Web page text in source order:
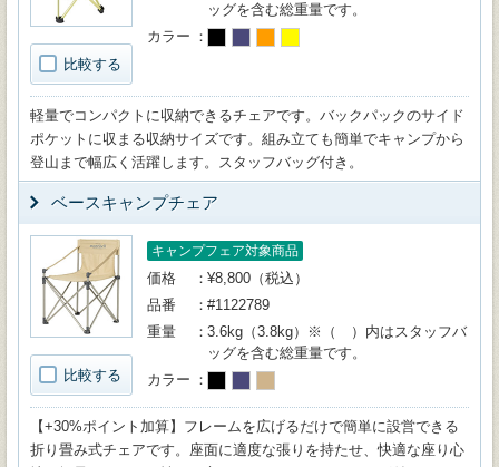
比較する
ッグを含む総重量です。
カラー
軽量でコンパクトに収納できるチェアです。バックパックのサイド
ポケットに収まる収納サイズです。組み立ても簡単でキャンプから
登山まで幅広く活躍します。スタッフバッグ付き。
ベースキャンプチェア
比較する
キャンプフェア対象商品
価格
¥8,800（税込）
品番
#1122789
重量
3.6kg（3.8kg）※（ ）内はスタッフバ
ッグを含む総重量です。
カラー
【+30%ポイント加算】フレームを広げるだけで簡単に設営できる
折り畳み式チェアです。座面に適度な張りを持たせ、快適な座り心